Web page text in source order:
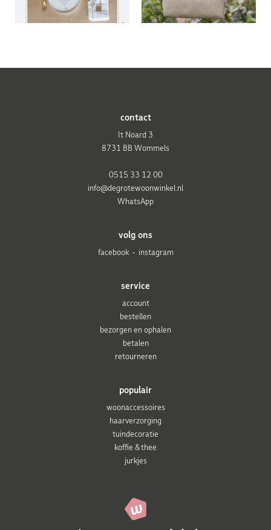
populair
woonaccessoires
haarverzorging
tuindecoratie
koffie & thee
jurkjes
service
account
bestellen
bezorgen en ophalen
betalen
retourneren
volg ons
facebook
instagram
contact
It Noard 3
8731 BB Wommels
0515 33 12 00
info@degrotewoonwinkel.nl
WhatsApp